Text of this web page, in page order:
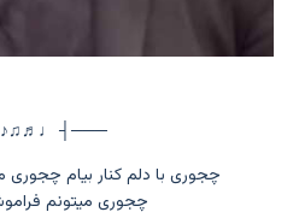
├───
چجوری با دلم کنار بیام چجوری
چجوری میتونم